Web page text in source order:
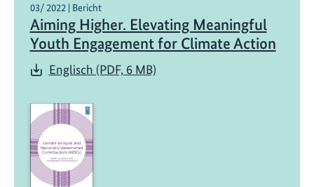
03/ 2022 | Bericht
Aiming Higher. Elevating Meaningful
Youth Engagement for Climate Action
Englisch (PDF, 6 MB)